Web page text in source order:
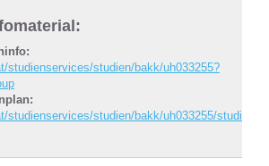
studienservices/studien/bakk/uh033255?
studienservices/studien/bakk/uh033255/